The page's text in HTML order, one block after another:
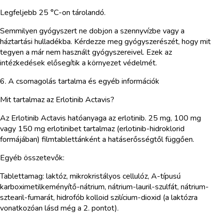
Legfeljebb 25 °C-on tárolandó.
Semmilyen gyógyszert ne dobjon a szennyvízbe vagy a
háztartási hulladékba. Kérdezze meg gyógyszerészét, hogy mit
tegyen a már nem használt gyógyszereivel. Ezek az
intézkedések elősegítik a környezet védelmét.
6. A csomagolás tartalma és egyéb információk
Mit tartalmaz az Erlotinib Actavis?
Az Erlotinib Actavis hatóanyaga az erlotinib. 25 mg, 100 mg
vagy 150 mg erlotinibet tartalmaz (erlotinib-hidroklorid
formájában) filmtablettánként a hatáserősségtől függően.
Egyéb összetevők:
Tablettamag: laktóz, mikrokristályos cellulóz, A-típusú
karboximetilkeményítő-nátrium, nátrium-lauril-szulfát, nátrium-
sztearil-fumarát, hidrofób kolloid szilícium-dioxid (a laktózra
vonatkozóan lásd még a 2. pontot).